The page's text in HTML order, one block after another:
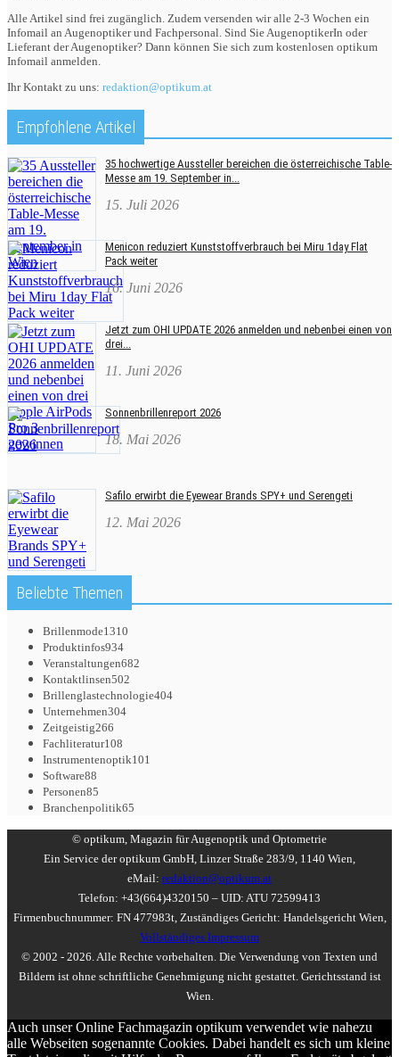
Alle Artikel sind frei zugänglich. Zudem versenden wir alle 2-3 Wochen ein
Infomail an Augenoptiker und Fachpersonal. Sind Sie AugenoptikerIn oder
Lieferant der Augenoptiker? Dann können Sie sich zum kostenlosen optikum
Infomail anmelden.
Ihr Kontakt zu uns: redaktion@optikum.at
Empfohlene Artikel
35 hochwertige Aussteller bereichen die österreichische Table-
Messe am 19. September in...
15. Juli 2026
Menicon reduziert Kunststoffverbrauch bei Miru 1day Flat
Pack weiter
16. Juni 2026
Jetzt zum OHI UPDATE 2026 anmelden und nebenbei einen von
drei...
11. Juni 2026
Sonnenbrillenreport 2026
18. Mai 2026
Safilo erwirbt die Eyewear Brands SPY+ und Serengeti
12. Mai 2026
Beliebte Themen
Brillenmode1310
Produktinfos934
Veranstaltungen682
Kontaktlinsen502
Brillenglastechnologie404
Unternehmen304
Zeitgeistig266
Fachliteratur108
Instrumentenoptik101
Software88
Personen85
Branchenpolitik65
© optikum, Magazin für Augenoptik und Optometrie
Ein Service der optikum GmbH, Linzer Straße 283/9, 1140 Wien,
eMail: redaktion@optikum.at
Telefon: +43(664)4320150 – UID: ATU 72599413
Firmenbuchnummer: FN 477983t, Zuständiges Gericht: Handelsgericht Wien,
Vollständiges Impressum
© 2002 - 2026. Alle Rechte vorbehalten. Die Verwendung von Texten und
Bildern ist ohne schriftliche Genehmigung nicht gestattet. Gerichtsstand ist
Wien.
Auch unser Online Fachmagazin optikum verwendet wie nahezu
alle Webseiten sogenannte Cookies. Dabei handelt es sich um kleine